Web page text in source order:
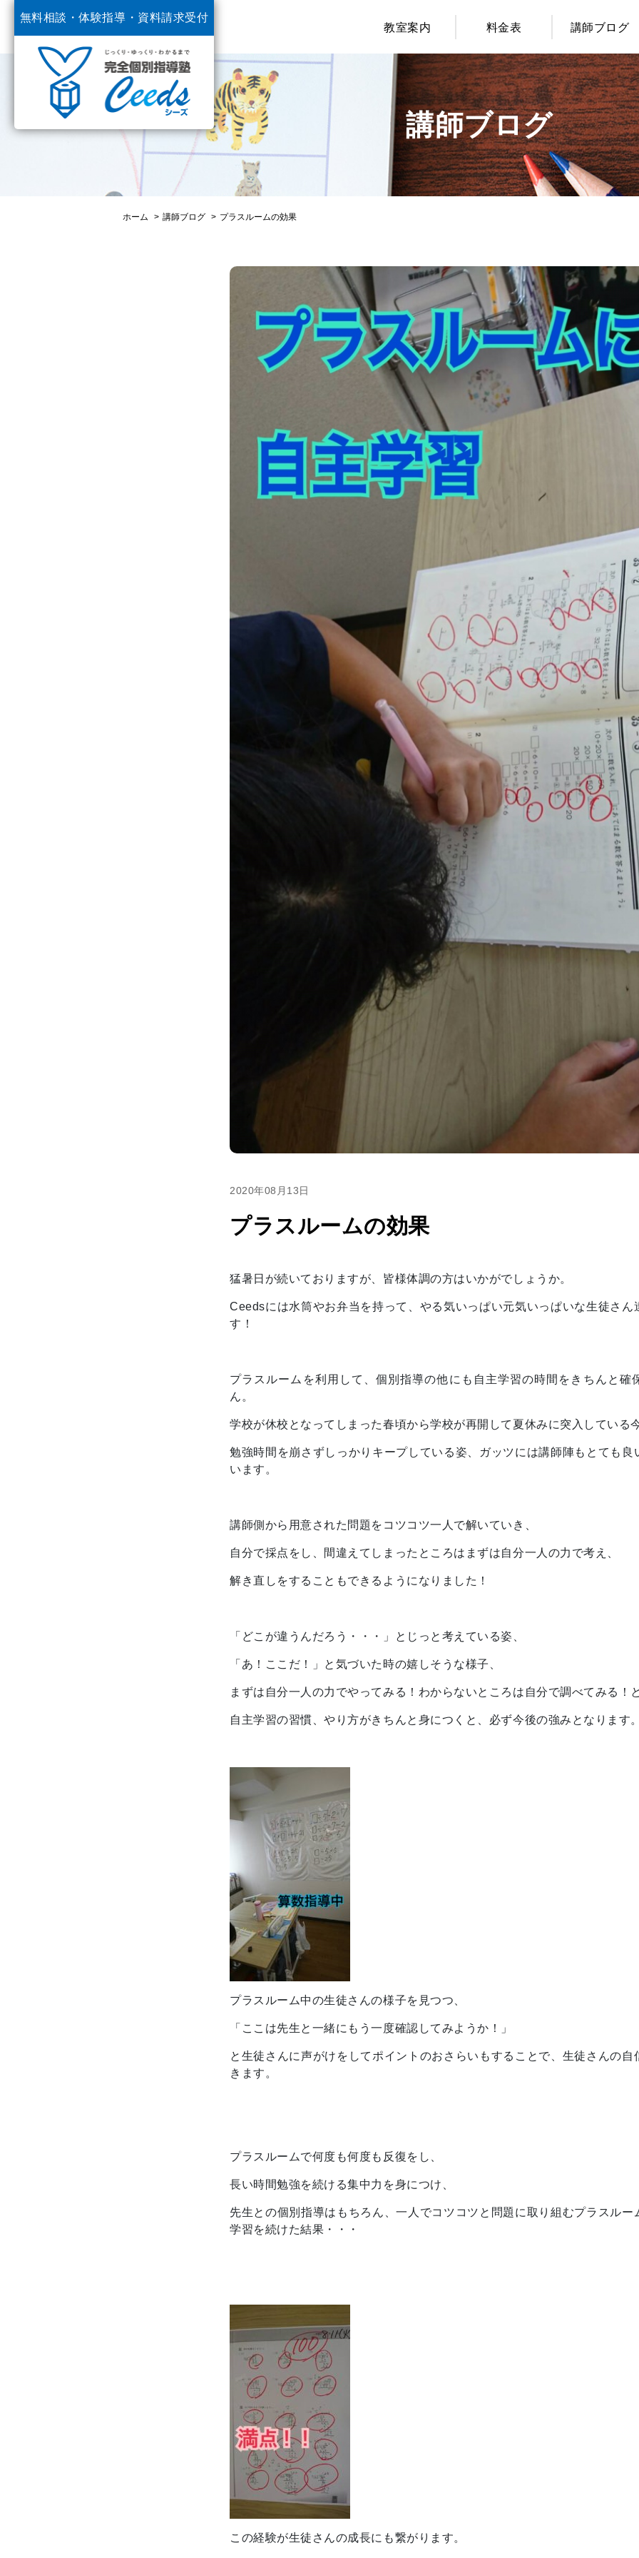
無料相談・体験指導・ 資料請求受付
中
教室案内 料金表 講師ブログ
講師ブログ
ホーム 講師ブログ プラスルームの効果
2020年08月13日
プラスルームの効果
猛暑日が続いておりますが、皆様体調の方はいかがでしょうか。
Ceedsには水筒やお弁当を持って、やる気いっぱい元気いっぱいな生徒さん
す！
プラスルームを利用して、個別指導の他にも自主学習の時間をきちんと確
ん。
学校が休校となってしまった春頃から学校が再開して夏休みに突入している
勉強時間を崩さずしっかりキープしている姿、ガッツには講師陣もとても良
います。
講師側から用意された問題をコツコツ一人で解いていき、
自分で採点をし、間違えてしまったところはまずは自分一人の力で考え、
解き直しをすることもできるようになりました！
「どこが違うんだろう・・・」とじっと考えている姿、
「あ！ここだ！」と気づいた時の嬉しそうな様子、
まずは自分一人の力でやってみる！わからないところは自分で調べてみる！
自主学習の習慣、やり方がきちんと身につくと、必ず今後の強みとなります。
プラスルーム中の生徒さんの様子を見つつ、
「ここは先生と一緒にもう一度確認してみようか！」
と生徒さんに声がけをしてポイントのおさらいもすることで、生徒さんの自
きます。
プラスルームで何度も何度も反復をし、
長い時間勉強を続ける集中力を身につけ、
先生との個別指導はもちろん、一人でコツコツと問題に取り組むプラスルー
学習を続けた結果・・・
この経験が生徒さんの成長にも繋がります。